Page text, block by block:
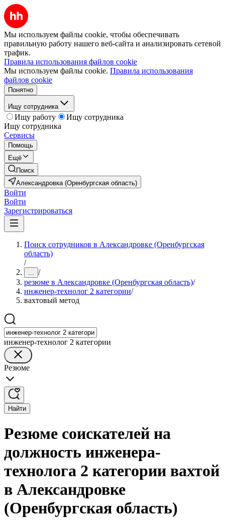
Мы используем файлы cookie, чтобы обеспечивать
правильную работу нашего веб-сайта и анализировать сетевой
трафик.
Правила использования файлов cookie
Мы используем файлы cookie. Правила использования
файлов cookie
Понятно
Ищу сотрудника
Ищу работу
Ищу сотрудника
Ищу сотрудника
Сервисы
Помощь
Ещё
Поиск
Александровка (Оренбургская область)
Войти
Войти
Зарегистрироваться
Поиск сотрудников в Александровке (Оренбургская
область)
/
... /
резюме в Александровке (Оренбургская область)/
инженер-технолог 2 категории/
вахтовый метод
инженер-технолог 2 категории
Резюме
Найти
Резюме соискателей на
должность инженера-
технолога 2 категории вахтой
в Александровке
(Оренбургская область)